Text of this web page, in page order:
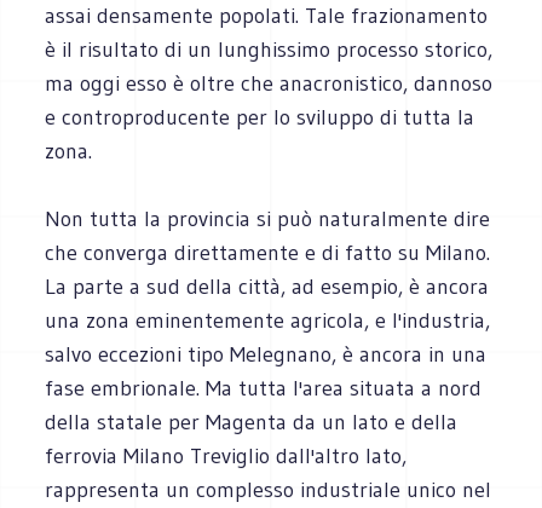
assai densamente popolati. Tale frazionamento
è il risultato di un lunghissimo processo storico,
ma oggi esso è oltre che anacronistico, dannoso
e controproducente per lo sviluppo di tutta la
zona.
Non tutta la provincia si può naturalmente dire
che converga direttamente e di fatto su Milano.
La parte a sud della città, ad esempio, è ancora
una zona eminentemente agricola, e l'industria,
salvo eccezioni tipo Melegnano, è ancora in una
fase embrionale. Ma tutta l'area situata a nord
della statale per Magenta da un lato e della
ferrovia Milano Treviglio dall'altro lato,
rappresenta un complesso industriale unico nel